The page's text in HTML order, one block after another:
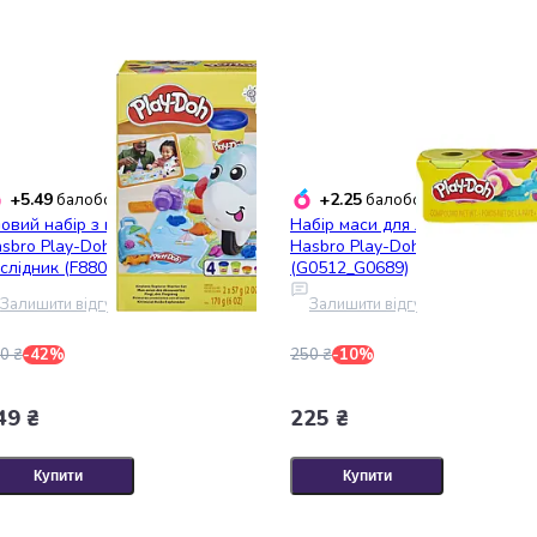
+5.49балобонусів
набір з пластиліном
Play-Doh Літак-
(F8804)
Залишити відгук
₴-42%
₴
Купити
+2.25балобонусів
Набір маси для ліплення
Hasbro Play-Doh- 4 баночки
(G0512_G0689)
Залишити відгук
250 ₴-10%
225 ₴
Купити